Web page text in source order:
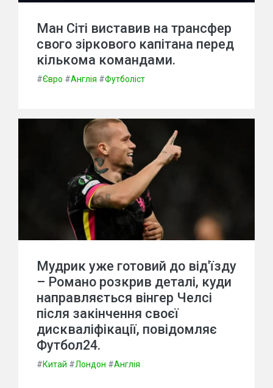
Ман Сіті виставив на трансфер
свого зіркового капітана перед
кількома командами.
#Євро #Англія #Футболіст
Мудрик уже готовий до від'їзду
– Романо розкрив деталі, куди
направляється вінгер Челсі
після закінчення своєї
дискваліфікації, повідомляє
Футбол24.
#Китай #Лондон #Англія